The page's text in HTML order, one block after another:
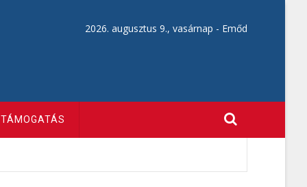
2026. augusztus 9., vasárnap - Emőd
TÁMOGATÁS